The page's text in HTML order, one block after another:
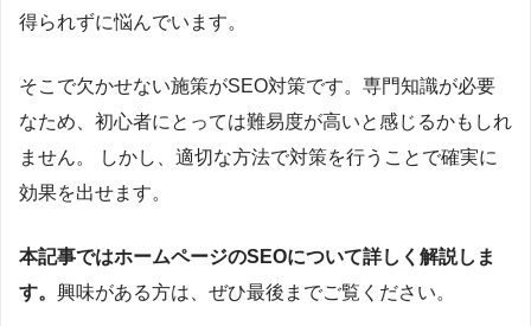
得られずに悩んでいます。
そこで欠かせない施策がSEO対策です。専門知識が必要
なため、初心者にとっては難易度が高いと感じるかもしれ
ません。 しかし、適切な方法で対策を行うことで確実に
効果を出せます。
本記事ではホームページのSEOについて詳しく解説しま
す。 興味がある方は、ぜひ最後までご覧ください。